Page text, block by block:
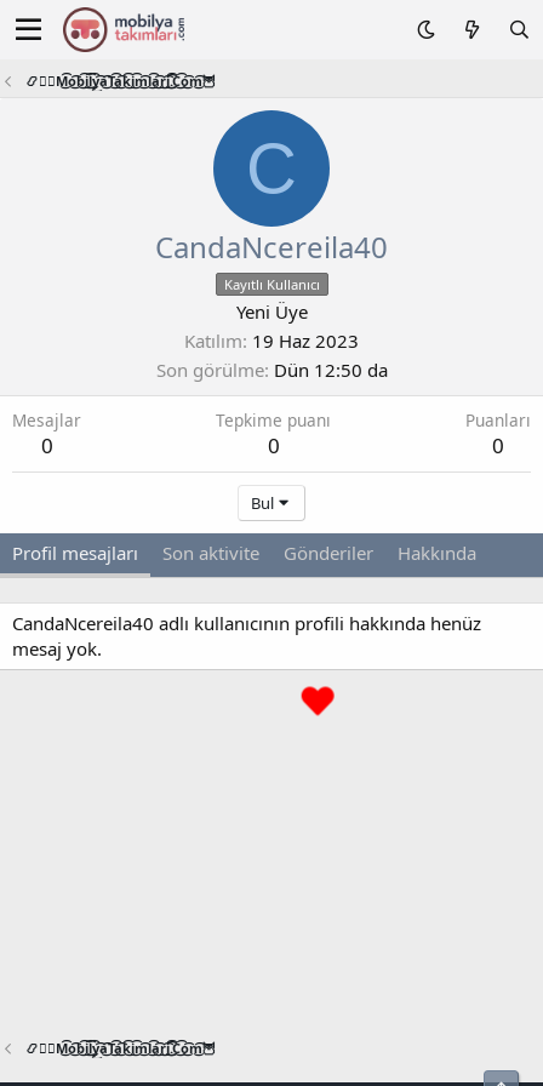
📿🧙‍♂️M͜͡o͜͡b͜͡i͜͡l͜͡y͜͡a͜͡T͜͡a͜͡k͜͡i͜͡m͜͡l͜͡a͜͡r͜͡i͜͡.͜͡C͜͡o͜͡m͜͡🦉
C
CandaNcereila40
Kayıtlı Kullanıcı
Yeni Üye
Katılım 19 Haz 2023
Son görülme Dün 12:50 da
Mesajlar
0
Tepkime puanı
0
Puanları
0
Bul
Profil mesajları Son aktivite Gönderiler Hakkında
CandaNcereila40 adlı kullanıcının profili hakkında henüz
mesaj yok.
📿🧙‍♂️M͜͡o͜͡b͜͡i͜͡l͜͡y͜͡a͜͡T͜͡a͜͡k͜͡i͜͡m͜͡l͜͡a͜͡r͜͡i͜͡.͜͡C͜͡o͜͡m͜͡🦉